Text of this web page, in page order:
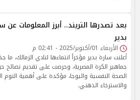
بعد تصدرها التريند.. أبرز المعلومات عن
بدير
الأربعاء 01/أكتوبر/2025 - 02:41 م
أعلنت سارة بدير مؤخراً انتماءها لنادي الزمالك، ما
جماهير الكرة المصرية، وحرصت على تقديم نصائح
الصحة النفسية واليوجا، مؤكدة على أهمية النوم
والاسترخاء الذهني.